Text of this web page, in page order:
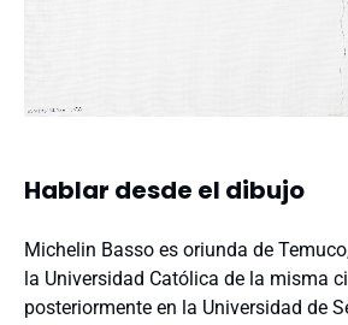
Hablar desde el dibujo
Michelin Basso es oriunda de
la Universidad Católica de la misma
posteriormente en la Universidad de